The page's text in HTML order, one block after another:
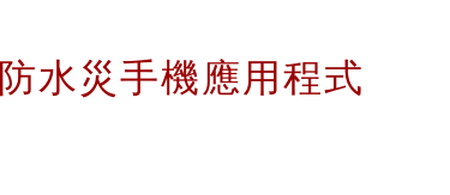
水災手機應用程式